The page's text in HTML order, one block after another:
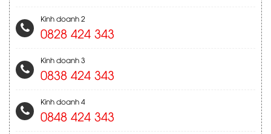
Kinh doanh 2
0828 424 343
Kinh doanh 3
0838 424 343
Kinh doanh 4
0848 424 343